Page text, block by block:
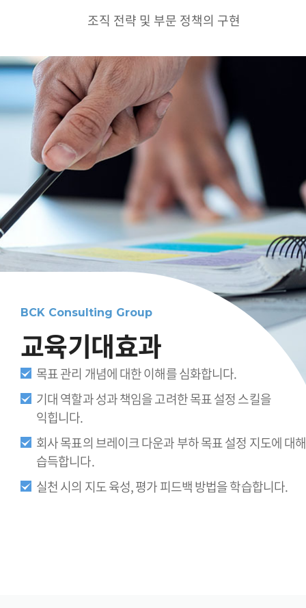
조직 전략 및 부문 정책의 구현
교육기대효과
목표 관리 개념에 대한 이해를 심화합니다.
기대 역할과 성과 책임을 고려한 목표 설정 스킬을
익힙니다.
회사 목표의 브레이크 다운과 부하 목표 설정 지도에 대해
습득합니다.
실천 시의 지도 육성, 평가 피드백 방법을 학습합니다.